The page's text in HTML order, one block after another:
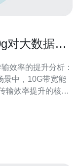
对大数据传
效率的提升分析：
景中，10G带宽能
输效率提升的核心
瓶颈，建议结合